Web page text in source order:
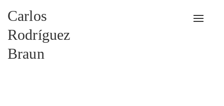
Carlos
Rodríguez
Braun